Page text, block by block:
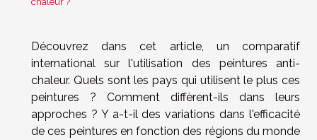
Découvrez dans cet article, un comparatif
international sur l'utilisation des peintures anti-
chaleur. Quels sont les pays qui utilisent le plus ces
peintures ? Comment diffèrent-ils dans leurs
approches ? Y a-t-il des variations dans l'efficacité
de ces peintures en fonction des régions du monde